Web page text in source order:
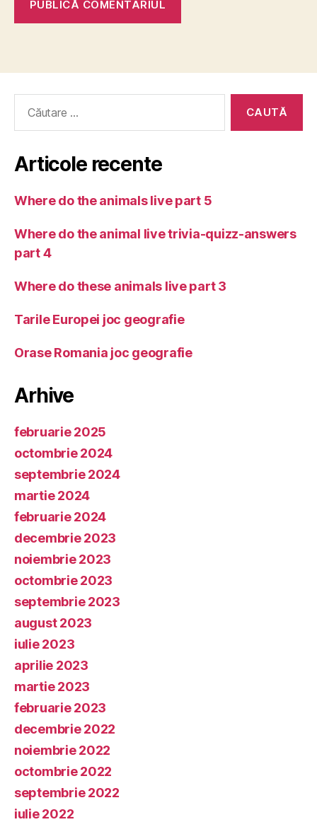
după:
Articole recente
Where do the animals live part 5
Where do the animal live trivia-quizz-answers
part 4
Where do these animals live part 3
Tarile Europei joc geografie
Orase Romania joc geografie
Arhive
februarie 2025
octombrie 2024
septembrie 2024
martie 2024
februarie 2024
decembrie 2023
noiembrie 2023
octombrie 2023
septembrie 2023
august 2023
iulie 2023
aprilie 2023
martie 2023
februarie 2023
decembrie 2022
noiembrie 2022
octombrie 2022
septembrie 2022
iulie 2022